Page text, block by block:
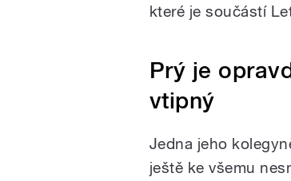
které je součástí
Prý je
vtipný
Jedna jeho
ještě ke všemu